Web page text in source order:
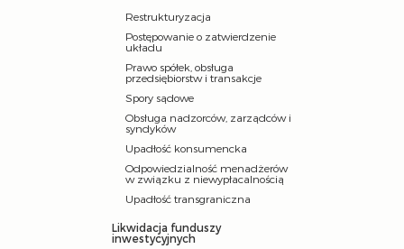
Restrukturyzacja
Postępowanie o zatwierdzenie
układu
Prawo spółek, obsługa
przedsiębiorstw i transakcje
Spory sądowe
Obsługa nadzorców, zarządców i
syndyków
Upadłość konsumencka
Odpowiedzialność menadżerów
w związku z niewypłacalnością
Upadłość transgraniczna
Likwidacja funduszy
inwestycyjnych